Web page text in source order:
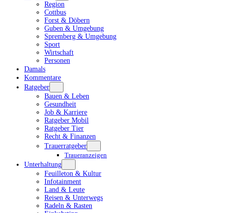
Region
Cottbus
Forst & Döbern
Guben & Umgebung
Spremberg & Umgebung
Sport
Wirtschaft
Personen
Damals
Kommentare
Ratgeber
Bauen & Leben
Gesundheit
Job & Karriere
Ratgeber Mobil
Ratgeber Tier
Recht & Finanzen
Trauerratgeber
Traueranzeigen
Unterhaltung
Feuilleton & Kultur
Infotainment
Land & Leute
Reisen & Unterwegs
Radeln & Rasten